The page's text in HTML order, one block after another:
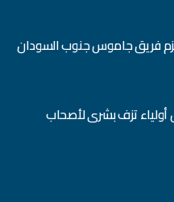
فريق جاموس جنوب السودان
أولياء تزف بشرى لأصحاب